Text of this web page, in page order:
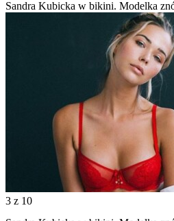
Sandra Kubicka w bikini. Modelka
3 z 10